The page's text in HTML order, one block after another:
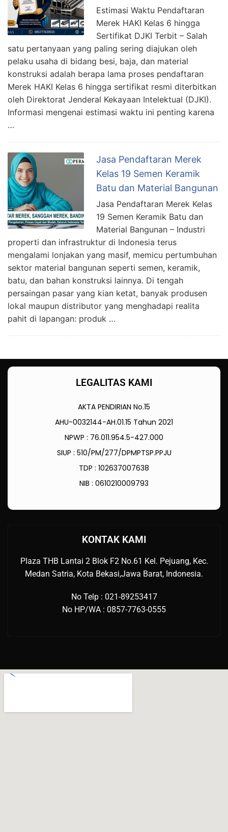
Estimasi Waktu Pendaftaran
Merek HAKI Kelas 6 hingga
Sertifikat DJKI Terbit – Salah
satu pertanyaan yang paling sering diajukan oleh
pelaku usaha di bidang besi, baja, dan material
konstruksi adalah berapa lama proses pendaftaran
Merek HAKI Kelas 6 hingga sertifikat resmi diterbitkan
oleh Direktorat Jenderal Kekayaan Intelektual (DJKI).
Informasi mengenai estimasi waktu ini penting karena
…
Jasa Pendaftaran Merek
Kelas 19 Semen Keramik
Batu dan Material Bangunan
Jasa Pendaftaran Merek Kelas
19 Semen Keramik Batu dan
Material Bangunan – Industri
properti dan infrastruktur di Indonesia terus
mengalami lonjakan yang masif, memicu pertumbuhan
sektor material bangunan seperti semen, keramik,
batu, dan bahan konstruksi lainnya. Di tengah
persaingan pasar yang kian ketat, banyak produsen
lokal maupun distributor yang menghadapi realita
pahit di lapangan: produk …
LEGALITAS KAMI
AKTA PENDIRIAN No.15
AHU-0032144-AH.01.15 Tahun 2021
NPWP : 76.011.954.5-427.000
SIUP : 510/PM/277/DPMPTSP.PPJU
TDP : 102637007638
NIB : 0610210009793
KONTAK KAMI
Plaza THB Lantai 2 Blok F2 No.61 Kel. Pejuang, Kec.
Medan Satria, Kota Bekasi,Jawa Barat, Indonesia.
No Telp : 021-89253417
No HP/WA : 0857-7763-0555